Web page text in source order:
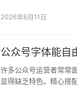
2026年6月11日
公众号字体能自
许多公众号运营者常常
显得缺乏特色。精心搭